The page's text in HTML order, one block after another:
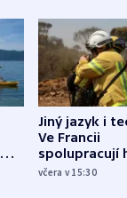
Jiný jazyk i
Ve Francii
spolupracují
různých zemí
včera v 15:30